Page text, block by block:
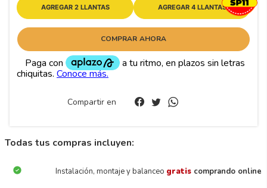
AGREGAR 2 LLANTAS AGREGAR 4 LLANTAS
COMPRAR AHORA
Compartir en
Todas tus compras incluyen:
Instalación, montaje y balanceo gratis comprando online